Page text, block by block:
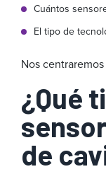
Cuántos
El tipo de
Nos
¿Qué
de